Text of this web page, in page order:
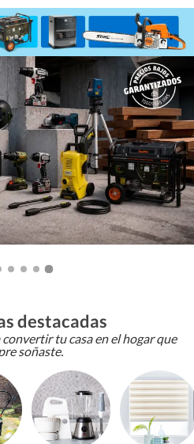
destacadas
tu casa en el hogar que
soñaste.